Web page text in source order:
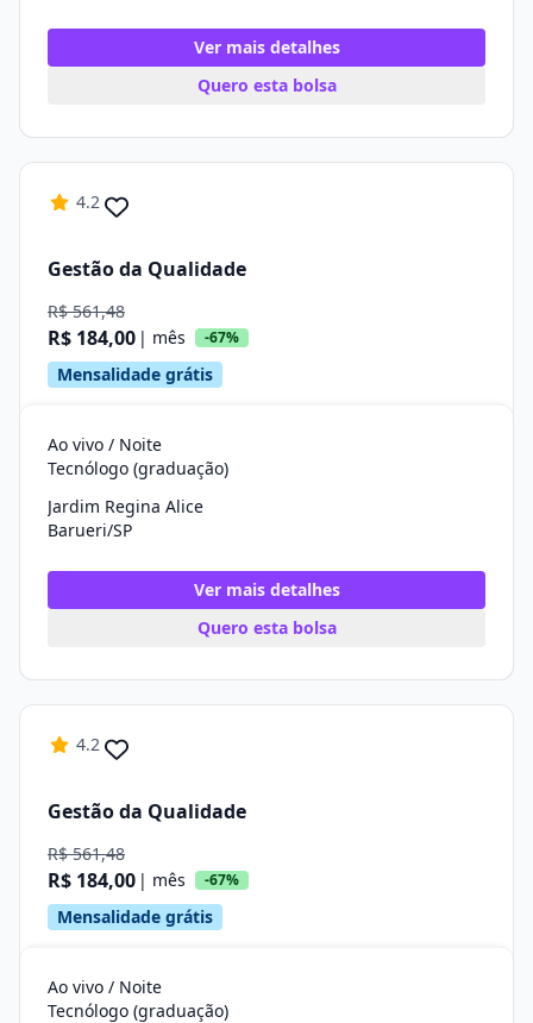
Ver mais detalhes
Quero esta bolsa
4.2
Gestão da Qualidade
R$ 561,48
R$ 184,00 | mês -67%
Mensalidade grátis
Ao vivo / Noite
Tecnólogo (graduação)
Jardim Regina Alice
Barueri/SP
Ver mais detalhes
Quero esta bolsa
4.2
Gestão da Qualidade
R$ 561,48
R$ 184,00 | mês -67%
Mensalidade grátis
Ao vivo / Noite
Tecnólogo (graduação)